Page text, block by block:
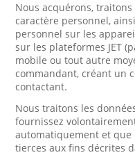
Nous acquérons,
caractère personnel,
personnel sur les
sur les plateformes JET
mobile ou tout autre
commandant, créant un
contactant.
Nous traitons les
fournissez
automatiquement et que
tierces aux fins décrites